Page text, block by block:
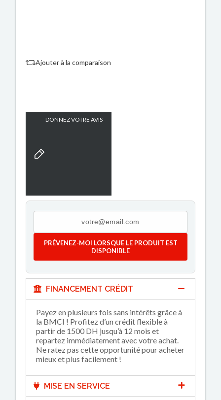
Ajouter à la comparaison
DONNEZ VOTRE AVIS
PRÉVENEZ-MOI LORSQUE LE PRODUIT EST
DISPONIBLE
FINANCEMENT CRÉDIT
Payez en plusieurs fois sans intérêts grâce à
la BMCI ! Profitez d’un crédit flexible à
partir de 1500 DH jusqu’à 12 mois et
repartez immédiatement avec votre achat.
Ne ratez pas cette opportunité pour acheter
mieux et plus facilement !
MISE EN SERVICE